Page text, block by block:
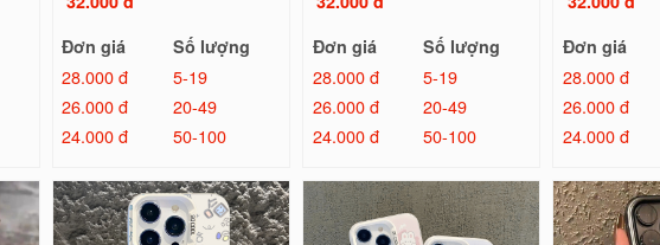
Đơn giá
Số lượng
28.000 đ
5-19
26.000 đ
20-49
24.000 đ
50-100
Đơn giá
Số lượng
28.000 đ
5-19
26.000 đ
20-49
24.000 đ
50-100
Đơn giá
28.000 đ
26.000 đ
24.000 đ